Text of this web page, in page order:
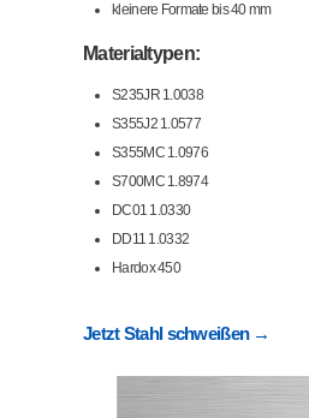
kleinere Formate bis 40 mm
Materialtypen:
S235JR 1.0038
S355J2 1.0577
S355MC 1.0976
S700MC 1.8974
DC01 1.0330
DD11 1.0332
Hardox 450
Jetzt Stahl schweißen →